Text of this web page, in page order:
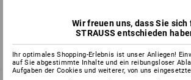
Wir freuen uns, dass Sie sich
STRAUSS entschieden
Ihr optimales Shopping-Erlebnis ist unser Anliegen!
auf Sie abgestimmte Inhalte und ein reibungsloser
Aufgaben der Cookies und weiterer, von uns